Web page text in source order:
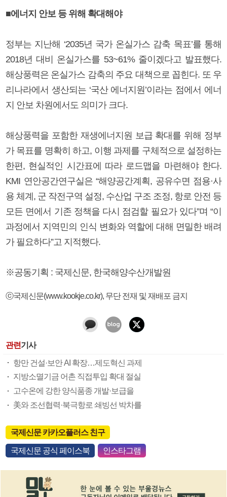
■에너지 안보 등 위해 확대해야
정부는 지난해 ‘2035년 국가 온실가스 감축 목표’를 통해
2018년 대비 온실가스를 53~61% 줄이겠다고 발표했다.
해상풍력은 온실가스 감축의 주요 대책으로 꼽힌다. 또 우
리나라에서 생산되는 ‘국산 에너지원’이라는 점에서 에너
지 안보 차원에서도 의미가 크다.
해상풍력을 포함한 재생에너지원 보급 확대를 위해 정부
가 목표를 명확히 하고, 이행 과제를 구체적으로 설정하는
한편, 현실적인 시간표에 따라 로드맵을 마련해야 한다.
KMI 연안공간연구실은 “해양공간계획, 공유수면 점용·사
용 체계, 군 작전구역 설정, 수산업 구조 조정, 항로 안전 등
모든 면에서 기존 정책을 다시 점검할 필요가 있다”며 “이
과정에서 지역민의 인식 변화와 역할에 대해 면밀한 배려
가 필요하다”고 지적했다.
※공동기획 : 국제신문, 한국해양수산개발원
ⓒ국제신문(www.kookje.co.kr), 무단 전재 및 재배포 금지
관련기사
항만 건설·보안 AI 확장…제도혁신 과제
지방소멸기금 어촌 직접투입 확대 절실
고수온에 강한 양식품종 개발·보급을
美와 조선협력·북극항로 쇄빙선 박차를
국제신문 카카오플러스 친구
국제신문 공식 페이스북 인스타그램